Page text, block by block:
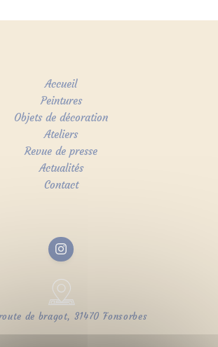
Accueil
Peintures
Objets de décoration
Ateliers
Revue de presse
Actualités
Contact
de bragot, 31470 Fonsorbes